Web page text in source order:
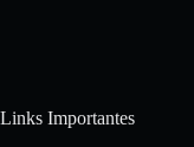
Links Importantes